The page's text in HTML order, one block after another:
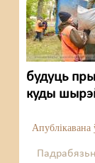
будуць
куды
Апублікавана